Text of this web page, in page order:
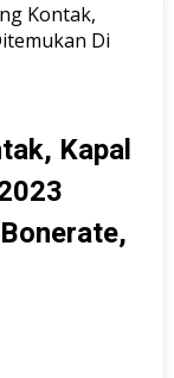
Kontak,
Di
Kapal